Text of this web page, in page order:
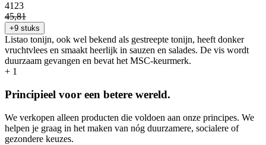
41 23
45,81
+9 stuks
Listao tonijn, ook wel bekend als gestreepte tonijn, heeft donker
vruchtvlees en smaakt heerlijk in sauzen en salades. De vis wordt
duurzaam gevangen en bevat het MSC-keurmerk.
+ 1
Principieel voor een betere wereld.
We verkopen alleen producten die voldoen aan onze principes. We
helpen je graag in het maken van nóg duurzamere, socialere of
gezondere keuzes.